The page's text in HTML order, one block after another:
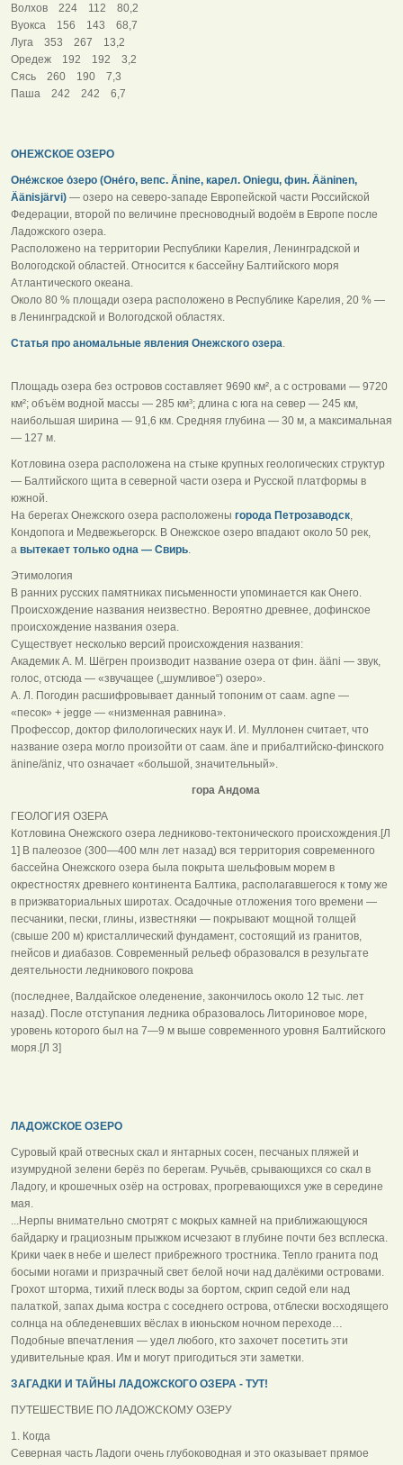
Волхов 224 112 80,2
Вуокса 156 143 68,7
Луга 353 267 13,2
Оредеж 192 192 3,2
Сясь 260 190 7,3
Паша 242 242 6,7
ОНЕЖСКОЕ ОЗЕРО
Оне́жское о́зеро (Оне́го, вепс. Änine, карел. Oniegu, фин. Ääninen,
Äänisjärvi) — озеро на северо-западе Европейской части Российской
Федерации, второй по величине пресноводный водоём в Европе после
Ладожского озера.
Расположено на территории Республики Карелия, Ленинградской и
Вологодской областей. Относится к бассейну Балтийского моря
Атлантического океана.
Около 80 % площади озера расположено в Республике Карелия, 20 % —
в Ленинградской и Вологодской областях.
Статья про аномальные явления Онежского озера.
Площадь озера без островов составляет 9690 км², а с островами — 9720
км²; объём водной массы — 285 км³; длина с юга на север — 245 км,
наибольшая ширина — 91,6 км. Средняя глубина — 30 м, а максимальная
— 127 м.
Котловина озера расположена на стыке крупных геологических структур
— Балтийского щита в северной части озера и Русской платформы в
южной.
На берегах Онежского озера расположены города Петрозаводск,
Кондопога и Медвежьегорск. В Онежское озеро впадают около 50 рек,
а вытекает только одна — Свирь.
Этимология
В ранних русских памятниках письменности упоминается как Онего.
Происхождение названия неизвестно. Вероятно древнее, дофинское
происхождение названия озера.
Существует несколько версий происхождения названия:
Академик А. М. Шёгрен производит название озера от фин. ääni — звук,
голос, отсюда — «звучащее („шумливое“) озеро».
А. Л. Погодин расшифровывает данный топоним от саам. agne —
«песок» + jegge — «низменная равнина».
Профессор, доктор филологических наук И. И. Муллонен считает, что
название озера могло произойти от саам. äne и прибалтийско-финского
änine/äniz, что означает «большой, значительный».
гора Андома
ГЕОЛОГИЯ ОЗЕРА
Котловина Онежского озера ледниково-тектонического происхождения.[Л
1] В палеозое (300—400 млн лет назад) вся территория современного
бассейна Онежского озера была покрыта шельфовым морем в
окрестностях древнего континента Балтика, располагавшегося к тому же
в приэкваториальных широтах. Осадочные отложения того времени —
песчаники, пески, глины, известняки — покрывают мощной толщей
(свыше 200 м) кристаллический фундамент, состоящий из гранитов,
гнейсов и диабазов. Современный рельеф образовался в результате
деятельности ледникового покрова
(последнее, Валдайское оледенение, закончилось около 12 тыс. лет
назад). После отступания ледника образовалось Литориновое море,
уровень которого был на 7—9 м выше современного уровня Балтийского
моря.[Л 3]
ЛАДОЖСКОЕ ОЗЕРО
Суровый край отвесных скал и янтарных сосен, песчаных пляжей и
изумрудной зелени берёз по берегам. Ручьёв, срывающихся со скал в
Ладогу, и крошечных озёр на островах, прогревающихся уже в середине
мая.
...Нерпы внимательно смотрят с мокрых камней на приближающуюся
байдарку и грациозным прыжком исчезают в глубине почти без всплеска.
Крики чаек в небе и шелест прибрежного тростника. Тепло гранита под
босыми ногами и призрачный свет белой ночи над далёкими островами.
Грохот шторма, тихий плеск воды за бортом, скрип седой ели над
палаткой, запах дыма костра с соседнего острова, отблески восходящего
солнца на обледеневших вёслах в июньском ночном переходе…
Подобные впечатления — удел любого, кто захочет посетить эти
удивительные края. Им и могут пригодиться эти заметки.
ЗАГАДКИ И ТАЙНЫ ЛАДОЖСКОГО ОЗЕРА - ТУТ!
ПУТЕШЕСТВИЕ ПО ЛАДОЖСКОМУ ОЗЕРУ
1. Когда
Северная часть Ладоги очень глубоководная и это оказывает прямое